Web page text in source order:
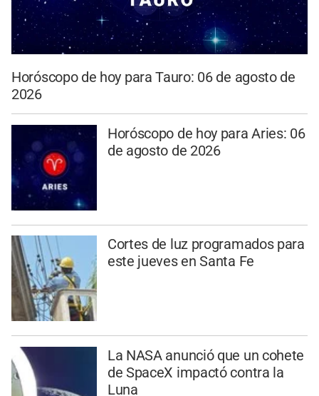
Horóscopo de hoy para Tauro: 06 de agosto de
2026
Horóscopo de hoy para Aries: 06
de agosto de 2026
Cortes de luz programados para
este jueves en Santa Fe
La NASA anunció que un cohete
de SpaceX impactó contra la
Luna